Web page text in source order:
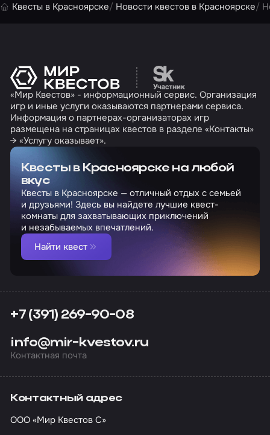
Квесты в Красноярске Новости квестов в Красноярске
Перейти на сайт
«Мир Квестов» - информационный сервис. Организация
игр и иные услуги оказываются партнерами сервиса.
Информация о партнерах-организаторах игр
размещена на страницах квестов в разделе «Контакты»
→ «Услугу оказывает».
Квесты в Красноярске на любой
вкус
Квесты в Красноярске — отличный отдых с семьей
и друзьями! Здесь вы найдете лучшие квест-
комнаты для захватывающих приключений
и незабываемых впечатлений.
Найти квест
+7 (391) 269-90-08
info@mir-kvestov.ru
Контактная почта
Контактный адрес
ООО «Мир Квестов С»